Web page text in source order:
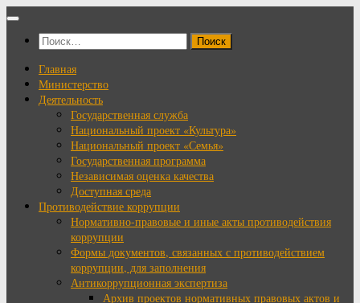
Перейти
содержимому
Найти:
Главная
Министерство
Деятельность
Государственная служба
Национальный проект «Культура»
Национальный проект «Семья»
Государственная программа
Независимая оценка качества
Доступная среда
Противодействие коррупции
Нормативно-правовые и иные акты противодействия
коррупции
Формы документов, связанных с противодействием
коррупции, для заполнения
Антикоррупционная экспертиза
Архив проектов нормативных правовых актов и